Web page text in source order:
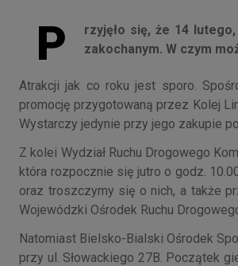
P
rzyjęło się, że 14
zakochanym. W czym
Atrakcji jak co roku jest sporo.
promocję przygotowaną przez Kolej
Wystarczy jedynie przy jego zakupie
Z kolei Wydział Ruchu Drogowego
która rozpocznie się jutro o godz.
oraz troszczymy się o nich, a także
Wojewódzki Ośrodek Ruchu
Natomiast Bielsko-Bialski Ośrodek
przy ul. Słowackiego 27B. Początek